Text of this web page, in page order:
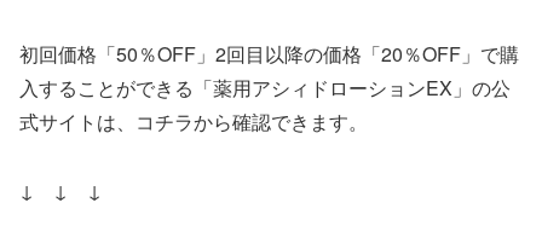
初回価格「50％OFF」2回目以降の価格「20％OFF」で購
入することができる「薬用アシィドローションEX」の公
式サイトは、コチラから確認できます。
↓ ↓ ↓